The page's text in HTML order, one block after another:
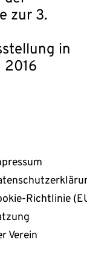
zur 3.
in
2016
Richtlinie
Verein